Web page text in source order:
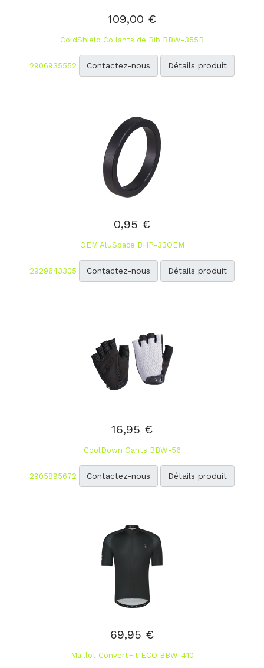
109,00 €
ColdShield Collants de Bib BBW-355R
2906935552 Contactez-nous Détails produit
0,95 €
OEM AluSpace BHP-33OEM
2929643305 Contactez-nous Détails produit
16,95 €
CoolDown Gants BBW-56
2905895672 Contactez-nous Détails produit
69,95 €
Maillot ConvertFit ECO BBW-410